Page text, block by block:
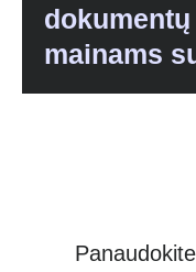
dokumentų
mainams